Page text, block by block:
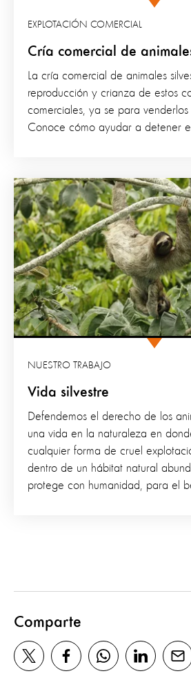
Cría comercial de
EXPLOTACIÓN COMERCIAL
La cría comercial de animales
reproducción y crianza de estos
comerciales, ya se para venderlos
Conoce cómo ayudar a detener
Vida silvestre
NUESTRO TRABAJO
Defendemos el derecho de los
una vida en la naturaleza en
cualquier forma de cruel
dentro de un hábitat natural
protege con humanidad, para el
Comparte